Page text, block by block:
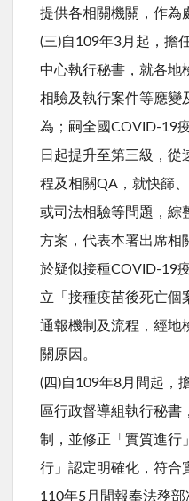
提供各相關機關，作為
(三)自109年3月起，擔
中心執行秘書，就各地
相驗及執行案件等應變
為；嗣全國COVID-19
日起提升至第三級，從
程及相關QA，就快篩
或司法相驗等問題，綜
方案，代表本署出席相
於疑似接種COVID-19
立「接種疫苗後死亡個
通報機制及流程，經地
關原因。
(四)自109年8月間起，
區行政督導組執行秘書
制，並修正「實質進行
行」認定明確化，符合
110年5月間報奉法務